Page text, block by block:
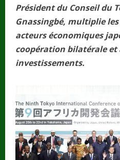
Président du Conseil du
Gnassingbé, multiplie
acteurs économiques
coopération bilatérale
investissements.